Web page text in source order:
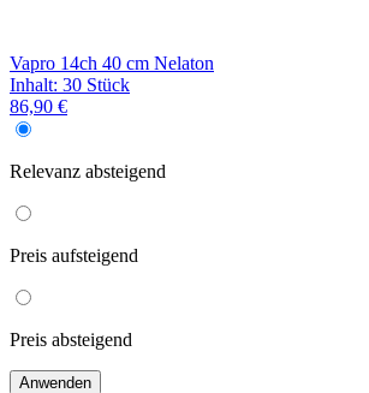
Vapro 14ch 40 cm Nelaton
Inhalt: 30 Stück
86,90 €
Relevanz absteigend
Preis aufsteigend
Preis absteigend
Anwenden